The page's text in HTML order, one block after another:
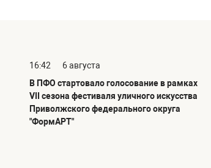
16:42
6 августа
В ПФО стартовало голосование в рамках
VII сезона фестиваля уличного искусства
Приволжского федерального округа
"ФормАРТ"